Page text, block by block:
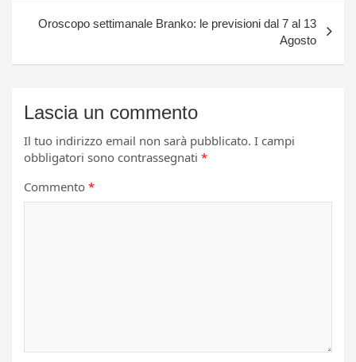
Oroscopo settimanale Branko: le previsioni dal 7 al 13
Agosto
Lascia un commento
Il tuo indirizzo email non sarà pubblicato. I campi
obbligatori sono contrassegnati *
Commento *